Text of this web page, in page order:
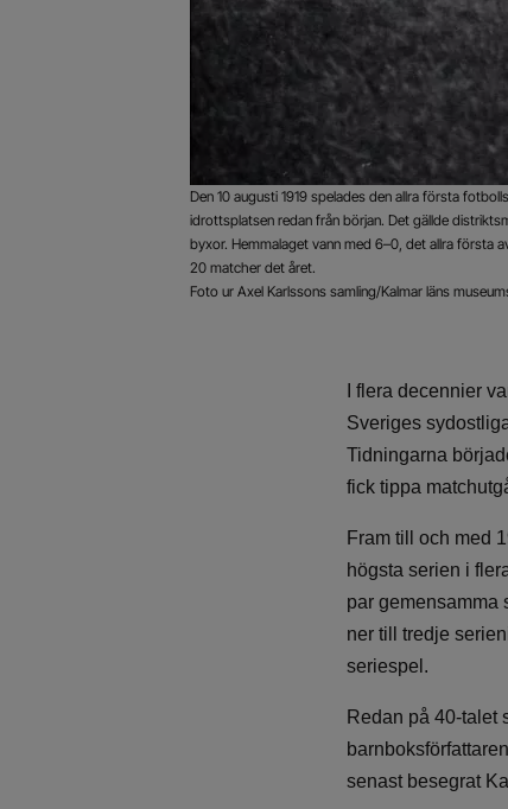
Den 10 augusti 1919 spelades den allra första
idrottsplatsen redan från början. Det gällde
byxor. Hemmalaget vann med 6–0, det allra första
20 matcher det året.
Foto ur Axel Karlssons samling/Kalmar läns
I flera decennier
Sveriges
Tidningarna
fick tippa
Fram till och med
högsta serien i
par gemensamma
ner till tredje
seriespel.
Redan på 40-talet
senast besegrat